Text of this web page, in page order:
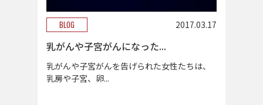
BLOG 2017.03.17
乳がんや子宮がんになった...
乳がんや子宮がんを告げられた女性たちは、
乳房や子宮、卵...